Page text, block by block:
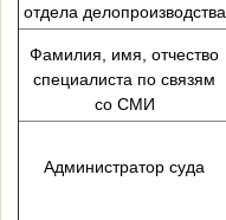
отдела делопроизводства
Фамилия, имя, отчество
специалиста по связям
со СМИ
Администратор суда